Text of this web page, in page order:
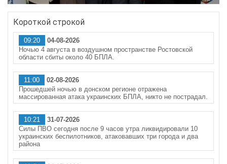
Короткой строкой
09:20
04-08-2026
Ночью 4 августа в воздушном пространстве Ростовской
области сбиты около 40 БПЛА.
11:00
02-08-2026
Прошедшей ночью в донском регионе отражена
массированная атака украинских БПЛА, никто не пострадал.
10:21
31-07-2026
Силы ПВО сегодня после 9 часов утра ликвидировали 10
украинских беспилотников, атаковавших три города и два
района